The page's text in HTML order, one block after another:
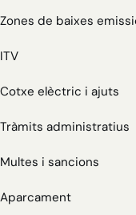
Zones de baixes
ITV
Cotxe elèctric i ajuts
Tràmits administratius
Multes i sancions
Aparcament